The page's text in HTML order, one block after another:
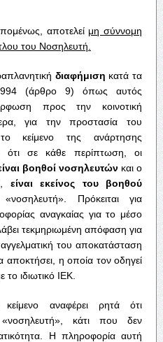
αποτελεί μη σύννομη
του Νοσηλευτή.
διαφήμιση κατά τα
(άρθρο 9) όπως αυτός
προς την κοινοτική
για την προστασία του
το κείμενο της ανάρτησης
, ότι σε κάθε περίπτωση, οι
βοηθοί νοσηλευτώνκαι ο
είναι εκείνος του βοηθού
Πρόκειται για
αναγκαίας για το μέσο
τεκμηριωμένη απόφαση για
του αποκατάσταση
η οποία τον οδηγεί
ιδιωτικό ΙΕΚ.
αναφέρει ρητά ότι
κάτι που δεν
Η πληροφορία αυτή